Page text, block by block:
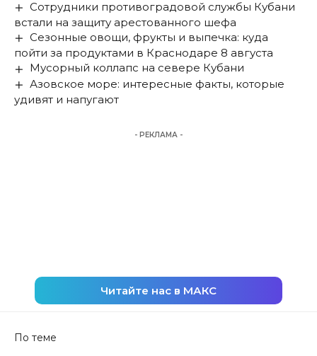
Сотрудники противоградовой службы Кубани
встали на защиту арестованного шефа
Сезонные овощи, фрукты и выпечка: куда
пойти за продуктами в Краснодаре 8 августа
Мусорный коллапс на севере Кубани
Азовское море: интересные факты, которые
удивят и напугают
- РЕКЛАМА -
Читайте нас в МАКС
По теме